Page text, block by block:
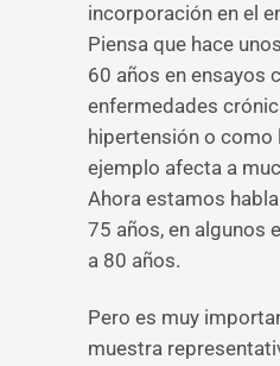
incorporación en el
Piensa que hace
60 años en ensayos
enfermedades
hipertensión o como
ejemplo afecta a
Ahora estamos
75 años, en algunos
a 80 años.
Pero es muy
muestra